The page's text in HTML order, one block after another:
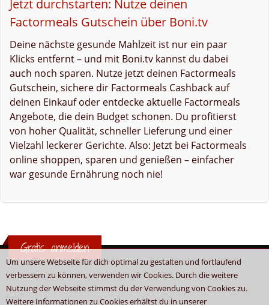
Um unsere Webseite für dich optimal zu gestalten und fortlaufend
verbessern zu können, verwenden wir Cookies. Durch die weitere
Nutzung der Webseite stimmst du der Verwendung von Cookies zu.
Weitere Informationen zu Cookies erhältst du in unserer
Jetzt durchstarten: Nutze deinen
Factormeals Gutschein über Boni.tv
Deine nächste gesunde Mahlzeit ist nur ein paar
Klicks entfernt – und mit Boni.tv kannst du dabei
auch noch sparen. Nutze jetzt deinen Factormeals
Gutschein, sichere dir Factormeals Cashback auf
deinen Einkauf oder entdecke aktuelle Factormeals
Angebote, die dein Budget schonen. Du profitierst
von hoher Qualität, schneller Lieferung und einer
Vielzahl leckerer Gerichte. Also: Jetzt bei Factormeals
online shoppen, sparen und genießen – einfacher
war gesunde Ernährung noch nie!
Gratis anmelden